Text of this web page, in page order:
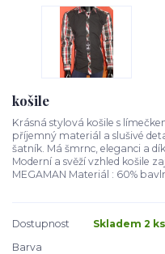
košile
Krásná stylová košile s
příjemný materiál a slušivé
šatník. Má šmrnc, eleganci a
Moderní a svěží vzhled košile
MEGAMAN Materiál : 60%
Dostupnost
Skladem 2 ks
Barva